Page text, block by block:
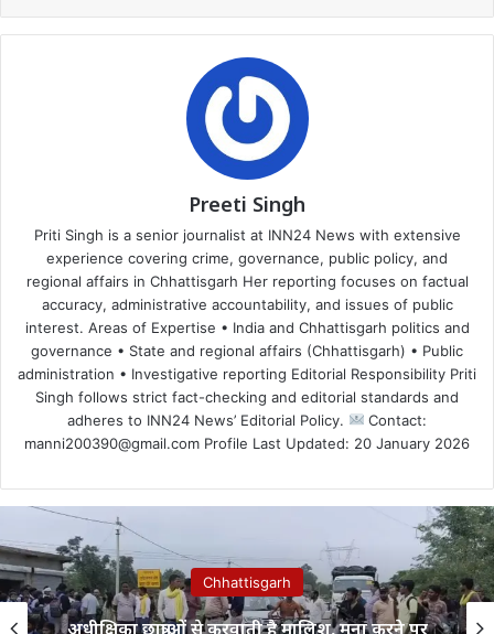
Preeti Singh
Priti Singh is a senior journalist at INN24 News with extensive
experience covering crime, governance, public policy, and
regional affairs in Chhattisgarh Her reporting focuses on factual
accuracy, administrative accountability, and issues of public
interest. Areas of Expertise • India and Chhattisgarh politics and
governance • State and regional affairs (Chhattisgarh) • Public
administration • Investigative reporting Editorial Responsibility Priti
Singh follows strict fact-checking and editorial standards and
adheres to INN24 News’ Editorial Policy.
Contact:
manni200390@gmail.com Profile Last Updated: 20 January 2026
Chhattisgarh
अधीक्षिका छात्राओं से करवाती है मालिश, मना करने पर